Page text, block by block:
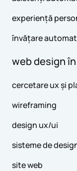
experiență
învățare
web design
cercetare ux și
wireframing
design ux/ui
sisteme de
site web